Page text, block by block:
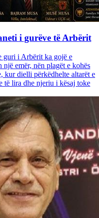
i gurëve të Arbërit
guri i Arbërit ka gojë e
emër, nën plagët e kohës
kur dielli përkëdhelte altarët e
të lira dhe njeriu i kësaj toke